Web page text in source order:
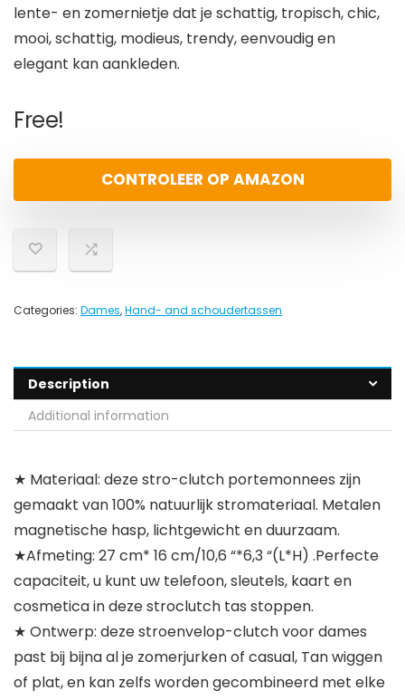
lente- en zomernietje dat je schattig, tropisch, chic,
mooi, schattig, modieus, trendy, eenvoudig en
elegant kan aankleden.
Free!
CONTROLEER OP AMAZON
Categories: Dames,Hand- and schoudertassen
Description
Additional information
★ Materiaal: deze stro-clutch portemonnees zijn
gemaakt van 100% natuurlijk stromateriaal. Metalen
magnetische hasp, lichtgewicht en duurzaam.
★Afmeting: 27 cm* 16 cm/10,6 “*6,3 “(L*H) .Perfecte
capaciteit, u kunt uw telefoon, sleutels, kaart en
cosmetica in deze stroclutch tas stoppen.
★ Ontwerp: deze stroenvelop-clutch voor dames
past bij bijna al je zomerjurken of casual, Tan wiggen
of plat, en kan zelfs worden gecombineerd met elke